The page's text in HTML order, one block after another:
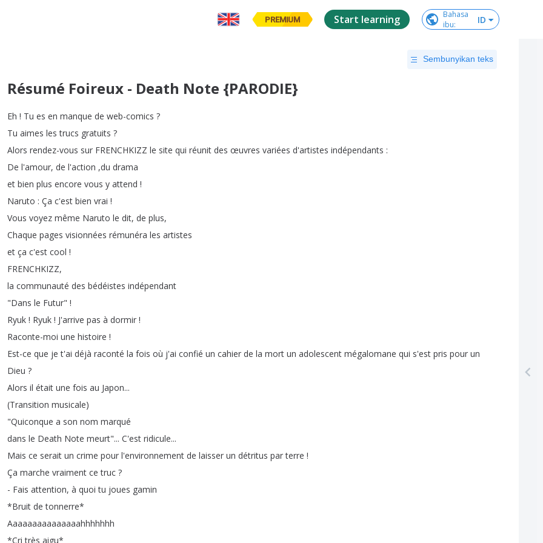
PREMIUM Start learning
Bahasa
ibu: ID
Sembunyikan teks
Résumé Foireux - Death Note {PARODIE}
Eh ! Tu es en manque de web-comics ?
Tu aimes les trucs gratuits ?
Alors rendez-vous sur FRENCHKIZZ le site qui réunit des œuvres variées d'artistes indépendants :
De l'amour, de l'action ,du drama
et bien plus encore vous y attend !
Naruto : Ça c'est bien vrai !
Vous voyez même Naruto le dit, de plus,
Chaque pages visionnées rémunéra les artistes
et ça c'est cool !
FRENCHKIZZ,
la communauté des bédéistes indépendant
"Dans le Futur" !
Ryuk ! Ryuk ! J'arrive pas à dormir !
Raconte-moi une histoire !
Est-ce que je t'ai déjà raconté la fois où j'ai confié un cahier de la mort un adolescent mégalomane qui s'est pris pour un
Dieu ?
Alors il était une fois au Japon...
(Transition musicale)
"Quiconque a son nom marqué
dans le Death Note meurt"... C'est ridicule...
Mais ce serait un crime pour l'environnement de laisser un détritus par terre !
Ça marche vraiment ce truc ?
- Fais attention, à quoi tu joues gamin
*Bruit de tonnerre*
Aaaaaaaaaaaaaaahhhhhhh
*Cri très aigu*